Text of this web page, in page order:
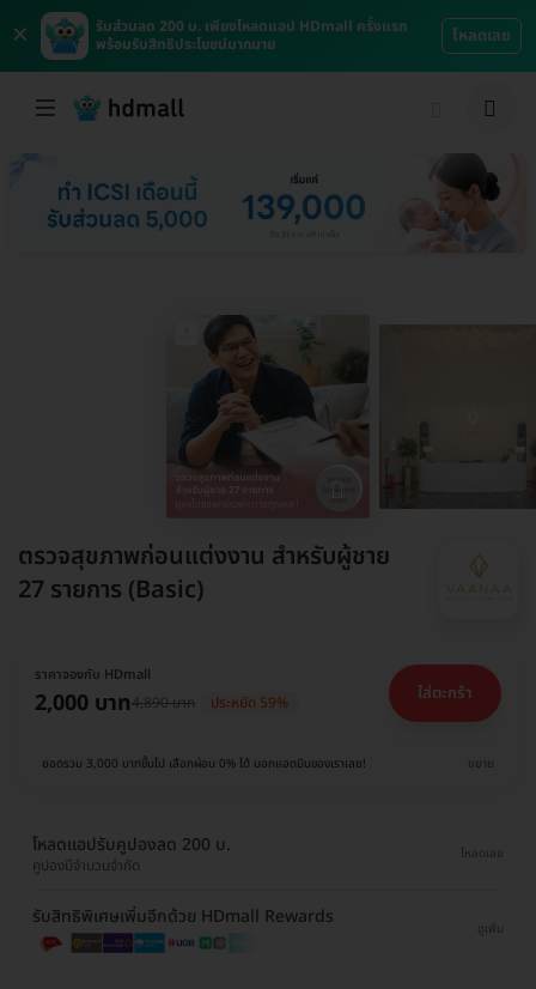
×
รับส่วนลด 200 บ. เพียงโหลดแอป HDmall ครั้งแรก
พร้อมรับสิทธิประโยชน์มากมาย
โหลดเลย
ตรวจสุขภาพก่อนแต่งงาน สำหรับผู้ชาย
27 รายการ (Basic)
ราคาจองกับ HDmall
2,000 บาท4,890 บาท ประหยัด 59% ใส่ตะกร้า
ยอดรวม 3,000 บาทขึ้นไป เลือกผ่อน 0% ได้ บอกแอดมินของเราเลย! ขยาย
โหลดแอปรับคูปองลด 200 บ.
คูปองมีจำนวนจำกัด
โหลดเลย
รับสิทธิพิเศษเพิ่มอีกด้วย HDmall Rewards
ดูเพิ่ม